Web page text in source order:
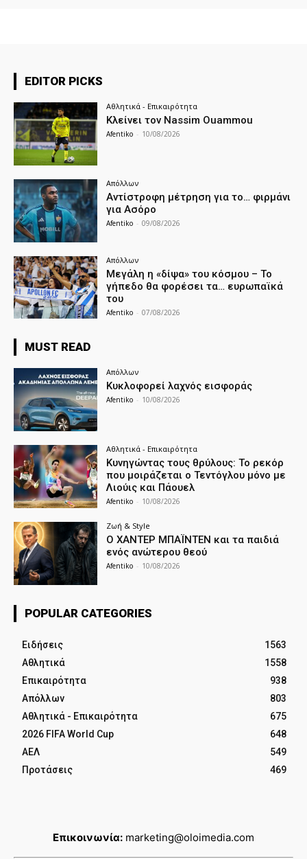
EDITOR PICKS
Αθλητικά - Επικαιρότητα
Κλείνει τον Nassim Ouammou
Afentiko - 10/08/2026
Απόλλων
Αντίστροφη μέτρηση για το… φιρμάνι
για Ασόρο
Afentiko - 09/08/2026
Απόλλων
Μεγάλη η «δίψα» του κόσμου – Το
γήπεδο θα φορέσει τα… ευρωπαϊκά
του
Afentiko - 07/08/2026
MUST READ
Απόλλων
Κυκλοφορεί λαχνός εισφοράς
Afentiko - 10/08/2026
Αθλητικά - Επικαιρότητα
Κυνηγώντας τους θρύλους: Το ρεκόρ
που μοιράζεται ο Τεντόγλου μόνο με
Λιούις και Πάουελ
Afentiko - 10/08/2026
Ζωή & Style
Ο ΧΑΝΤΕΡ ΜΠΑΪΝΤΕΝ και τα παιδιά
ενός ανώτερου θεού
Afentiko - 10/08/2026
POPULAR CATEGORIES
Ειδήσεις
1563
Αθλητικά
1558
Επικαιρότητα
938
Απόλλων
803
Αθλητικά - Επικαιρότητα
675
2026 FIFA World Cup
648
ΑΕΛ
549
Προτάσεις
469
Επικοινωνία: marketing@oloimedia.com